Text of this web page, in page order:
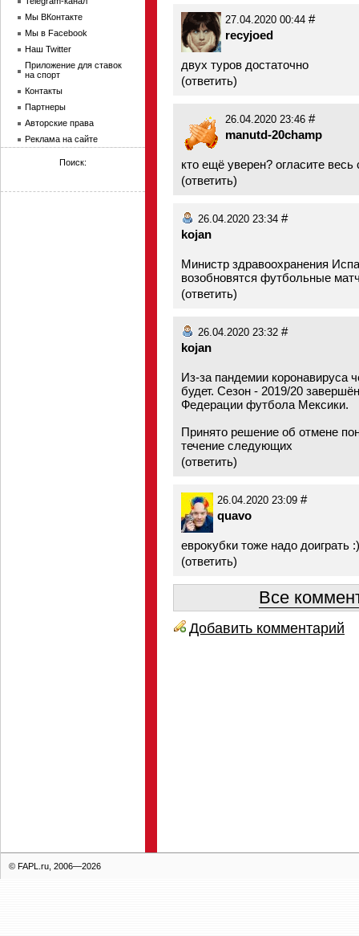
27.04.2020 00:44 #
recyjoed
двух туров достаточно
(ответить)
26.04.2020 23:46 #
manutd-20champ
кто ещё уверен? огласите
(ответить)
26.04.2020 23:34 #
kojan
Министр здравоохранения
возобновятся футбольные
(ответить)
26.04.2020 23:32 #
kojan
Из-за пандемии коронавируса
будет. Сезон - 2019/20
Федерации футбола Мексики.
Принято решение об отмене
течение следующих
(ответить)
26.04.2020 23:09 #
quavo
еврокубки тоже надо доиграть :)
(ответить)
Все
Добавить комментарий
Мы ВКонтакте
Мы в Facebook
Наш Twitter
Приложение для ставок
на спорт
Контакты
Партнеры
Авторские права
Реклама на сайте
Поиск:
© FAPL.ru, 2006—2026